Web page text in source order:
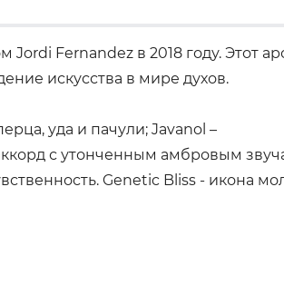
Jordi Fernandez в 2018 году. Этот
искусства в мире духов.
уда и пачули; Javanol –
с утонченным амбровым
Genetic Bliss - икона